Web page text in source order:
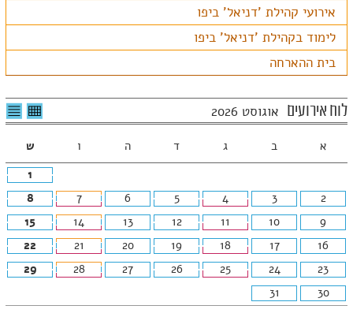
אירועי קהילת 'דניאל' ביפו
לימוד בקהילת 'דניאל' ביפו
בית ההארחה
לוח אירועים אוגוסט 2026 לצפיה
בטבלה
א ב ג ד ה ו
ש
1
2
3
4
5
6
7
8
9
10
11
12
13
14
15
16
17
18
19
20
21
22
23
24
25
26
27
28
29
30
31